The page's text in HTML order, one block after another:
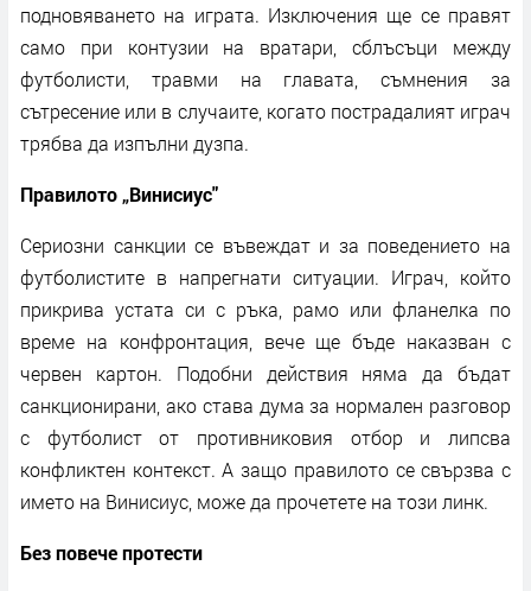
подновяването на играта. Изключения ще се правят
само при контузии на вратари, сблъсъци между
футболисти, травми на главата, съмнения за
сътресение или в случаите, когато пострадалият играч
трябва да изпълни дузпа.
Правилото „Винисиус"
Сериозни санкции се въвеждат и за поведението на
футболистите в напрегнати ситуации. Играч, който
прикрива устата си с ръка, рамо или фланелка по
време на конфронтация, вече ще бъде наказван с
червен картон. Подобни действия няма да бъдат
санкционирани, ако става дума за нормален разговор
с футболист от противниковия отбор и липсва
конфликтен контекст. А защо правилото се свързва с
името на Винисиус, може да прочетете на този линк.
Без повече протести